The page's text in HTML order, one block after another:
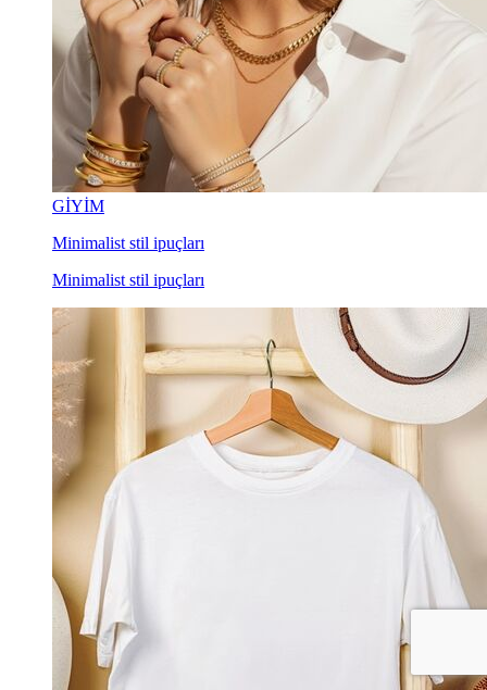
GİYİM
Minimalist stil ipuçları
Minimalist stil ipuçları